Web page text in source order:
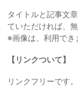
タイトルと記事文
ていただければ、
※画像は、利用でき
【リンクついて】
リンクフリーです。